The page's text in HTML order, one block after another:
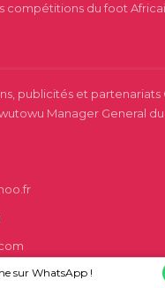
compétitions du foot
publicités et
Manager General
sur WhatsApp !